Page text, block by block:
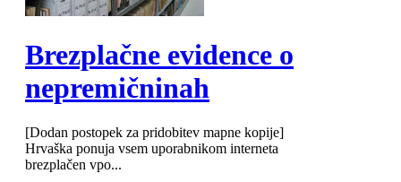
Brezplačne evidence o
nepremičninah
[Dodan postopek za pridobitev mapne kopije]
Hrvaška ponuja vsem uporabnikom interneta
brezplačen vpo...